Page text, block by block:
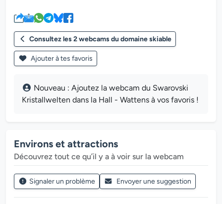
Consultez les 2 webcams du domaine skiable
Ajouter à tes favoris
Nouveau : Ajoutez la webcam du Swarovski
Kristallwelten dans la Hall - Wattens à vos favoris !
Environs et attractions
Découvrez tout ce qu’il y a à voir sur la webcam
Signaler un problème Envoyer une suggestion